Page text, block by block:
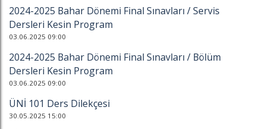
2024-2025 Bahar Dönemi Final Sınavları / Servis
Dersleri Kesin Program
03.06.2025 09:00
2024-2025 Bahar Dönemi Final Sınavları / Bölüm
Dersleri Kesin Program
03.06.2025 09:00
ÜNİ 101 Ders Dilekçesi
30.05.2025 15:00